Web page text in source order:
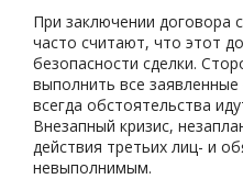
При заключении договора
часто считают, что этот
безопасности сделки.
выполнить все
всегда обстоятельства
Внезапный кризис,
действия третьих лиц- и
невыполнимым.